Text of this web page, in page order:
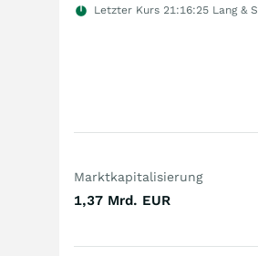
Letzter Kurs 21:16:25 Lang &
Marktkapitalisierung
1,37 Mrd. EUR